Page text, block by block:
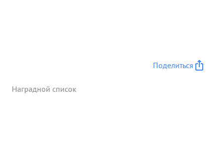
занятый ими рубеж. В этом бою т. ЗАДОРОЖНИЙ
продолжал висти бой до окончательного
Поделиться
Наградной список